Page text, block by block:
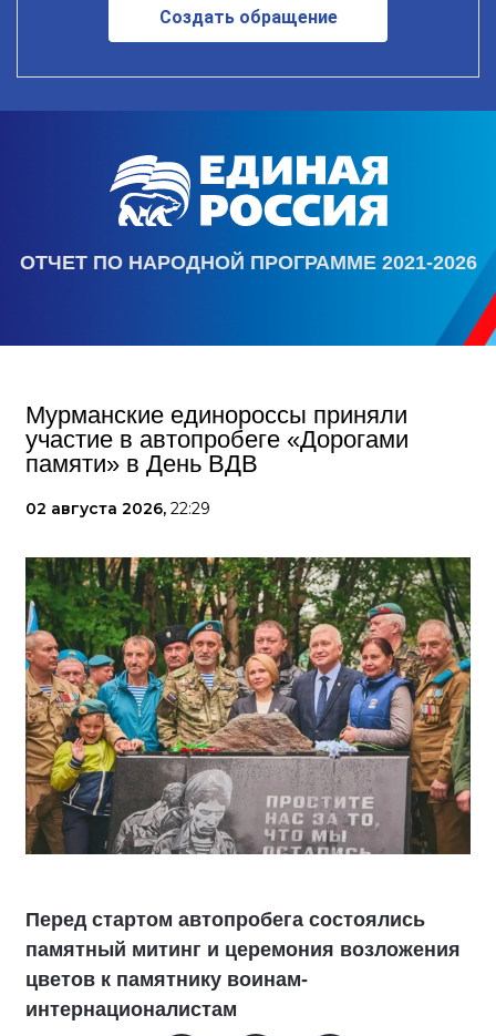
Создать обращение
ОТЧЕТ ПО НАРОДНОЙ ПРОГРАММЕ 2021-2026
Мурманские единороссы приняли
участие в автопробеге «Дорогами
памяти» в День ВДВ
02 августа 2026, 22:29
Перед стартом автопробега состоялись
памятный митинг и церемония возложения
цветов к памятнику воинам-
интернационалистам